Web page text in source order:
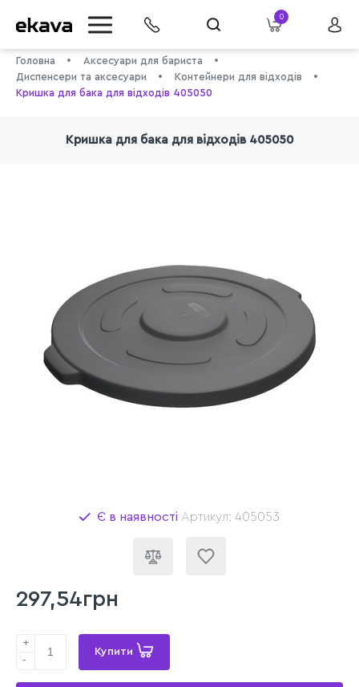
0
Головна
Аксесуари для бариста
Диспенсери та аксесуари
Контейнери для відходів
Кришка для бака для відходів 405050
Кришка для бака для відходів 405050
Є в наявності Артикул: 405053
297,54грн
+
-
Купити